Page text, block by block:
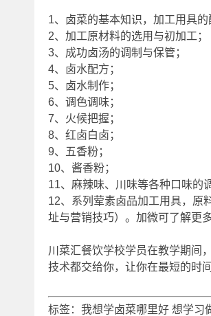
1、卤菜的基本知识，加工用具的
2、加工原材料的选用与初加工；
3、成功卤汤的调制与保管；
4、卤水配方；
5、卤水制作；
6、调色调味；
7、火候把握；
8、红卤白卤；
9、五香粉；
10、酱香粉；
11、麻辣味、川味等各种口味的
12、系列荤素卤品加工用具，原
址与营销技巧）。加微可了解更
川菜汇餐饮学校学员在教学期间
技术都交给你，让你在最短的时
标签： 我想学卤菜哪里好 想学习